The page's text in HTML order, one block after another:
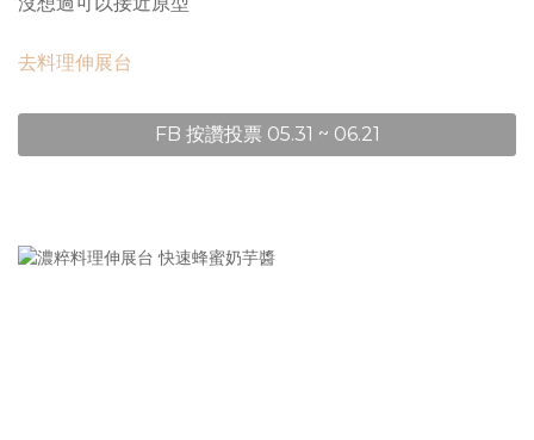
去料理伸展台
FB 按讚投票 05.31 ~ 06.21